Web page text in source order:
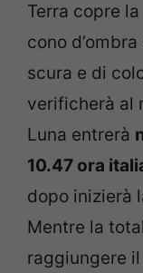
Terra copre
cono
scura e di
verificherà al
Luna entrerà
10.47 ora
dopo inizierà
Mentre la
raggiungere il